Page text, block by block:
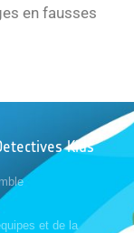
en fausses
Kids
et de la